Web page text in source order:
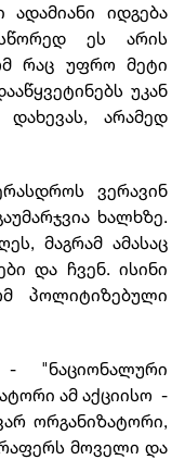
იდგება
ეს არის
რაც უფრო მეტი
უკან
არამედ
ვერავინ
ხალხზე.
მაგრამ ამასაც
და ჩვენ. ისინი
პოლიტიზებული
"ნაციონალური
ამ აქციისო -
ორგანიზატორი,
მოველი და